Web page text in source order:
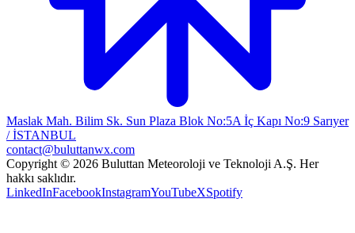
Maslak Mah. Bilim Sk. Sun Plaza Blok No:5A İç Kapı No:9 Sarıyer
/ İSTANBUL
contact@buluttanwx.com
Copyright © 2026 Buluttan Meteoroloji ve Teknoloji A.Ş. Her
hakkı saklıdır.
LinkedInFacebookInstagramYouTubeXSpotify